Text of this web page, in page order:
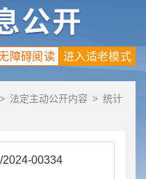
进入适老模式
障碍阅读
> 法定主动公开内容 > 统计
00334